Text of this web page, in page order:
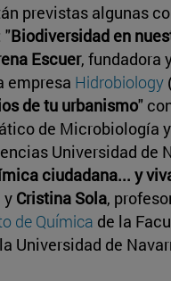
previstas algunas
"Biodiversidad en
Escuer, fundadora
empresa Hidrobiology
de tu urbanismo"
de Microbiología
Universidad de
ciudadana... y
y Cristina Sola,
de Química de la
Universidad de